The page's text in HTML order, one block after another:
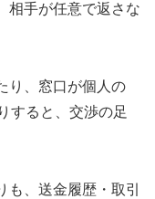
相手が任意で返さな
り、窓口が個人の
すると、交渉の足
、送金履歴・取引